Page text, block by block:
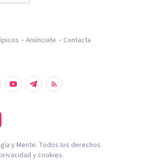
Anúnciate Contacta
y Mente. Todos los derechos
y cookies.